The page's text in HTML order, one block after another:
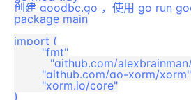
创建 goodbc.go ，使用 go run
package main
import (
)